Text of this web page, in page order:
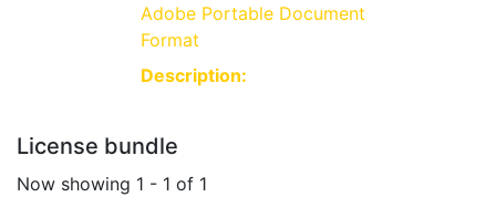
Adobe Portable Document
Format
Description:
License bundle
Now showing 1 - 1 of 1